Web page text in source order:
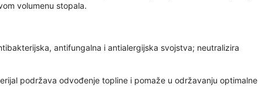
volumenu stopala.
antifungalna i antialergijska svojstva; neutralizira
podržava odvođenje topline i pomaže u održavanju optimalne